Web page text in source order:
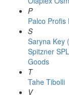
P
Palco Profis
S
Saryna Key
Spitzner
Goods
T
Tahe Tibolli
V